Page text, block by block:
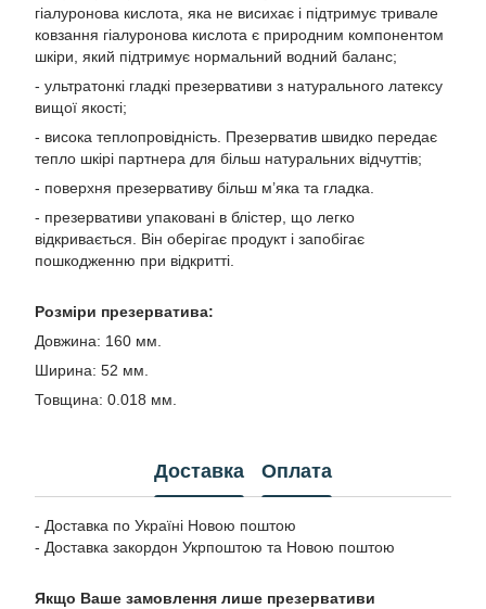
гіалуронова кислота, яка не висихає і підтримує тривале
ковзання гіалуронова кислота є природним компонентом
шкіри, який підтримує нормальний водний баланс;
- ультратонкі гладкі презервативи з натурального латексу
вищої якості;
- висока теплопровідність. Презерватив швидко передає
тепло шкірі партнера для більш натуральних відчуттів;
- поверхня презервативу більш м’яка та гладка.
- презервативи упаковані в блістер, що легко
відкривається. Він оберігає продукт і запобігає
пошкодженню при відкритті.
Розміри презерватива:
Довжина: 160 мм.
Ширина: 52 мм.
Товщина: 0.018 мм.
Доставка Оплата
- Доставка по Україні Новою поштою
- Доставка закордон Укрпоштою та Новою поштою
Якщо Ваше замовлення лише презервативи